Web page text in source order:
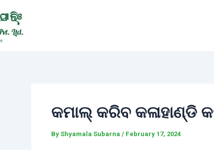
କମାଲ୍ କରିବ କଳାହାଣ୍ଡି
ByShyamala Subarna / February 17, 2024